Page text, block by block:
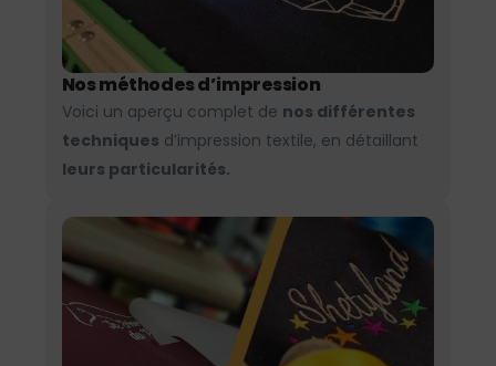
Nos méthodes d’impression
Voici un aperçu complet de nos différentes
techniques d’impression textile, en détaillant
leurs particularités.